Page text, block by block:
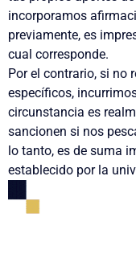
incorporamos
previamente, es
cual corresponde.
Por el contrario, si no
específicos,
circunstancia es
sancionen si nos
lo tanto, es de suma
establecido por la